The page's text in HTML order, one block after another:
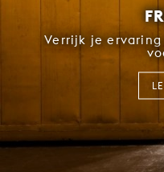
Verrijk je